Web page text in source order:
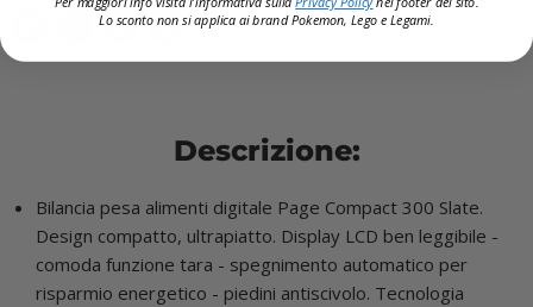
Descrizione:
Bilancia pesa alimenti digitale Page Compact 300 Slate.
Design compatto, ultrapiatto. Display LCD ben leggibile -
comoda funzione tara - spegnimento automatico per
risparmio energetico - piedini antiscivolo. Tecnologia
Lo sconto non si applica ai brandPokemon, Lego e Legami.